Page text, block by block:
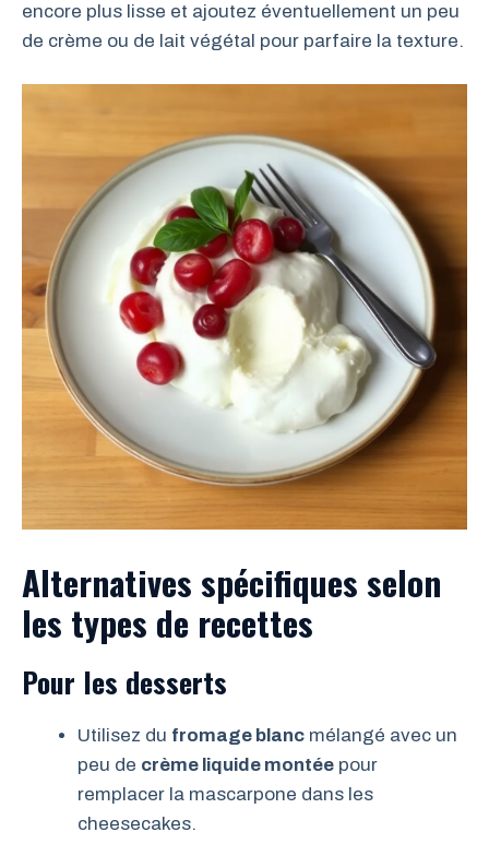
encore plus lisse et ajoutez éventuellement un peu
de crème ou de lait végétal pour parfaire la texture.
Alternatives spécifiques selon
les types de recettes
Pour les desserts
Utilisez du fromage blanc mélangé avec un
peu de crème liquide montée pour
remplacer la mascarpone dans les
cheesecakes.